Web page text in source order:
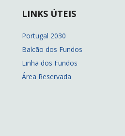
LINKS ÚTEIS
Portugal 2030
Balcão dos Fundos
Linha dos Fundos
Área Reservada